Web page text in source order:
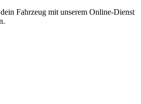
Fahrzeug mit unserem Online-Dienst